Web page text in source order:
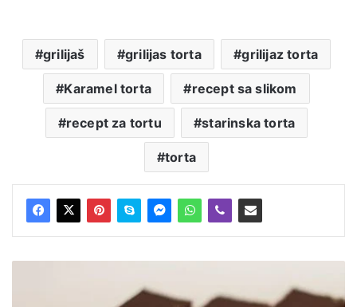
grilijaš grilijas torta grilijaz torta
Karamel torta recept sa slikom
recept za tortu starinska torta
torta